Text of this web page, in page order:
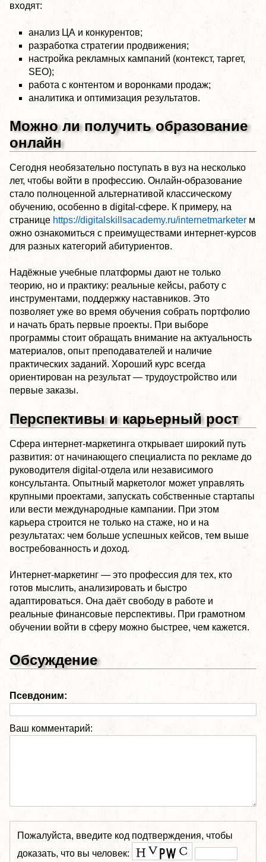
входят:
анализ ЦА и конкурентов;
разработка стратегии продвижения;
настройка рекламных кампаний (контекст, таргет,
SEO);
работа с контентом и воронками продаж;
аналитика и оптимизация результатов.
Можно ли получить образование
онлайн
Сегодня необязательно поступать в вуз на несколько
лет, чтобы войти в профессию. Онлайн-образование
стало полноценной альтернативой классическому
обучению, особенно в digital-сфере. К примеру, на
странице https://digitalskillsacademy.ru/internetmarketer м
ожно ознакомиться с преимуществами интернет-курсов
для разных категорий абитуриентов.
Надёжные учебные платформы дают не только
теорию, но и практику: реальные кейсы, работу с
инструментами, поддержку наставников. Это
позволяет уже во время обучения собрать портфолио
и начать брать первые проекты. При выборе
программы стоит обращать внимание на актуальность
материалов, опыт преподавателей и наличие
практических заданий. Хороший курс всегда
ориентирован на результат — трудоустройство или
первые заказы.
Перспективы и карьерный рост
Сфера интернет-маркетинга открывает широкий путь
развития: от начинающего специалиста по рекламе до
руководителя digital-отдела или независимого
консультанта. Опытный маркетолог может управлять
крупными проектами, запускать собственные стартапы
или вести международные кампании. При этом
карьера строится не только на стаже, но и на
результатах: чем больше успешных кейсов, тем выше
востребованность и доход.
Интернет-маркетинг — это профессия для тех, кто
готов мыслить, анализировать и быстро
адаптироваться. Она даёт свободу в работе и
реальные финансовые перспективы. При грамотном
обучении войти в сферу можно быстрее, чем кажется.
Обсуждение
Псевдоним:
Ваш комментарий:
Пожалуйста, введите код подтверждения, чтобы
доказать, что вы человек: